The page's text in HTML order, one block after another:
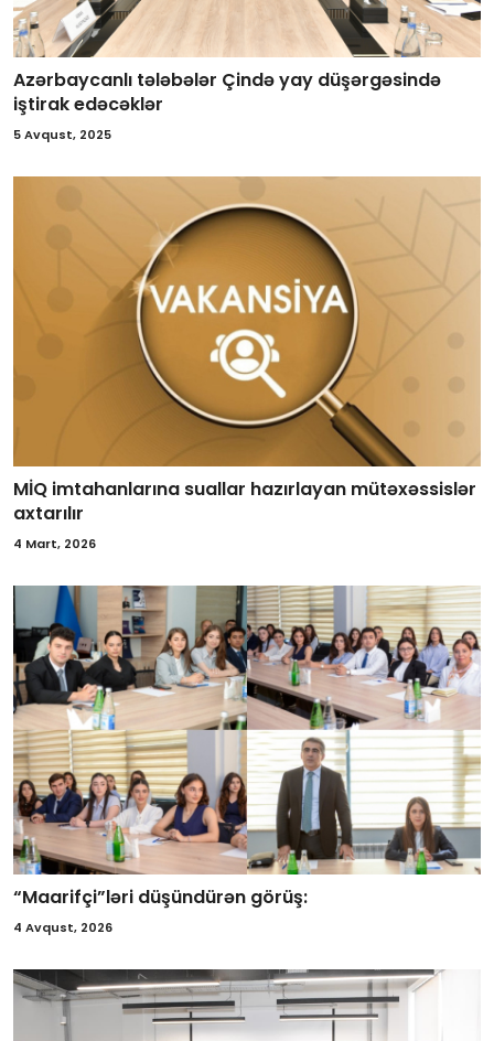
Azərbaycanlı tələbələr Çində yay düşərgəsində
iştirak edəcəklər
5 Avqust, 2025
MİQ imtahanlarına suallar hazırlayan mütəxəssislər
axtarılır
4 Mart, 2026
“Maarifçi”ləri düşündürən görüş:
4 Avqust, 2026